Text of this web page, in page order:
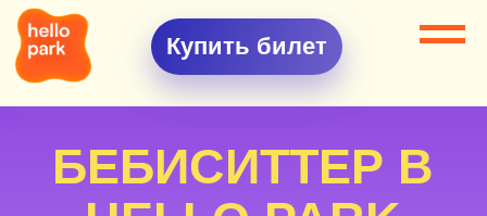
Купить билет
БЕБИСИТТЕР В
HELLO PARK
АВИАПАРК